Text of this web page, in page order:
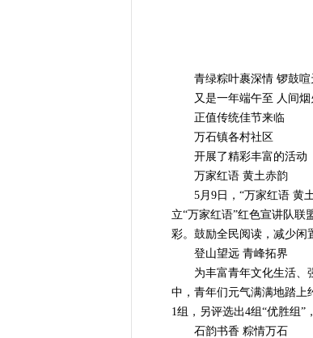
青绿粽叶裹深情 锣鼓喧
又是一年端午至 人间烟
正值传统佳节来临
万石镇各村社区
开展了精彩丰富的活动
万家红语 黄土赤韵
5月9日，“万家红语 黄土
立“万家红语”红色宣讲队
彩。鼓励全民阅读，减少闲
登山望远 青峰拓界
为丰富青年文化生活、强
中，青年们元气满满地踏上
1组，另评选出4组“优胜组”
石韵书香 粽情万石